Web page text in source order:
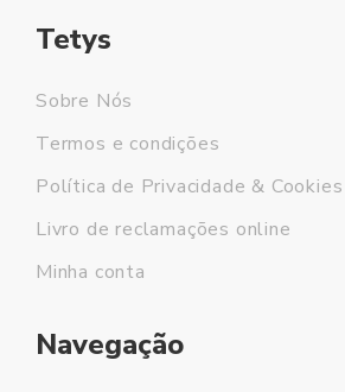
Tetys
Sobre Nós
Termos e condições
Política de Privacidade & Cookies
Livro de reclamações online
Minha conta
Navegação